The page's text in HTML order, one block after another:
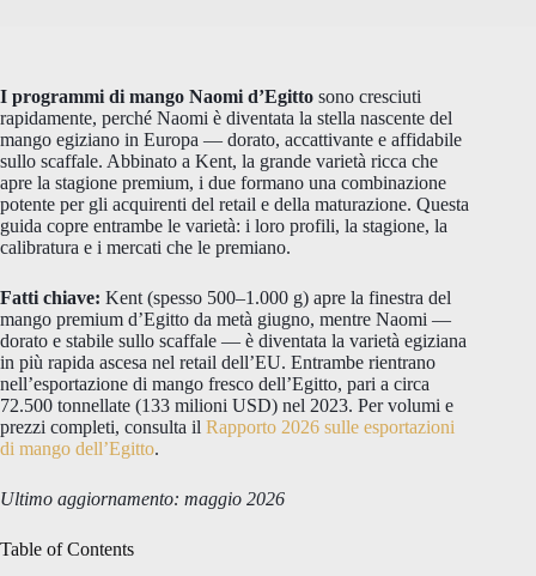
I programmi di mango Naomi d’Egitto sono cresciuti
rapidamente, perché Naomi è diventata la stella nascente del
mango egiziano in Europa — dorato, accattivante e affidabile
sullo scaffale. Abbinato a Kent, la grande varietà ricca che
apre la stagione premium, i due formano una combinazione
potente per gli acquirenti del retail e della maturazione. Questa
guida copre entrambe le varietà: i loro profili, la stagione, la
calibratura e i mercati che le premiano.
Fatti chiave: Kent (spesso 500–1.000 g) apre la finestra del
mango premium d’Egitto da metà giugno, mentre Naomi —
dorato e stabile sullo scaffale — è diventata la varietà egiziana
in più rapida ascesa nel retail dell’EU. Entrambe rientrano
nell’esportazione di mango fresco dell’Egitto, pari a circa
72.500 tonnellate (133 milioni USD) nel 2023. Per volumi e
prezzi completi, consulta il Rapporto 2026 sulle esportazioni
di mango dell’Egitto.
Ultimo aggiornamento: maggio 2026
Table of Contents